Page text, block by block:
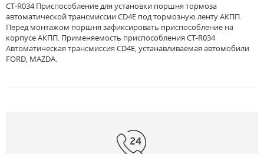
CT-R034 Приспособление для установки поршня тормоза
автоматической трансмиссии CD4E под тормозную ленту АКПП.
Перед монтажом поршня зафиксировать приспособление на
корпусе АКПП. Применяемость приспособления CT-R034
Автоматическая трансмиссия CD4E, устанавливаемая автомобили
FORD, MAZDA.